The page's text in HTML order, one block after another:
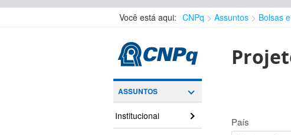
Você está aqui: CNPq Assuntos Bolsas
ASSUNTOS
Institucional País